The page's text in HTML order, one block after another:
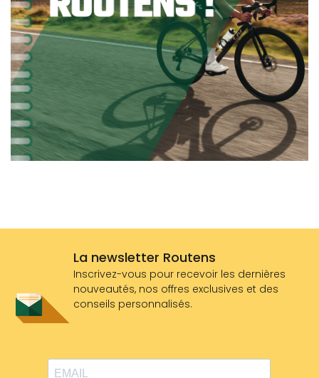
La newsletter Routens
Inscrivez-vous pour recevoir les dernières
nouveautés, nos offres exclusives et des
conseils personnalisés.